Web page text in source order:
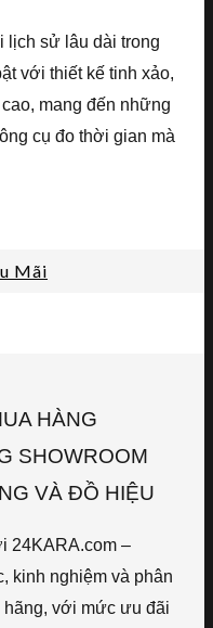
lịch sử lâu dài trong
với thiết kế tinh xảo,
mang đến những
cụ đo thời gian mà
Mãi
HÀNG
SHOWROOM
VÀ ĐỒ HIỆU
24KARA.com –
kinh nghiệm và phân
hãng, với mức ưu đãi